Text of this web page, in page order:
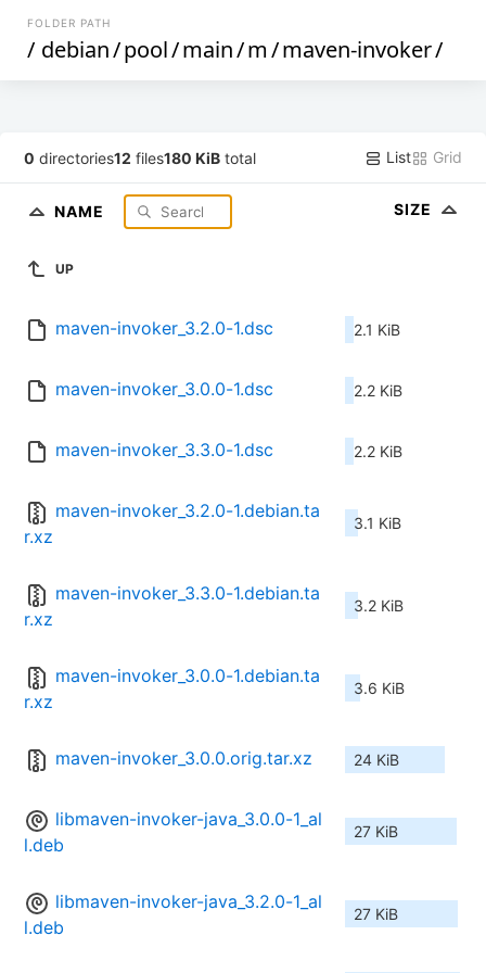
FOLDER PATH
/ debian/pool/main/m/maven-invoker/
0 directories12 files180 KiB total List Grid
NAME SIZE
UP
maven-invoker_3.2.0-1.dsc 2.1 KiB
maven-invoker_3.0.0-1.dsc 2.2 KiB
maven-invoker_3.3.0-1.dsc 2.2 KiB
maven-invoker_3.2.0-1.debian.ta
r.xz
3.1 KiB
maven-invoker_3.3.0-1.debian.ta
r.xz
3.2 KiB
maven-invoker_3.0.0-1.debian.ta
r.xz
3.6 KiB
maven-invoker_3.0.0.orig.tar.xz 24 KiB
libmaven-invoker-java_3.0.0-1_al
l.deb
27 KiB
libmaven-invoker-java_3.2.0-1_al
l.deb
27 KiB